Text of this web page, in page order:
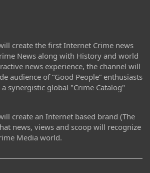
create the first Internet Crime news
News along with History and world
news experience, the channel will
audience of “Good People” enthusiasts
synergistic global "Crime Catalog"
create an Internet based brand (The
news, views and scoop will recognize
Media world.